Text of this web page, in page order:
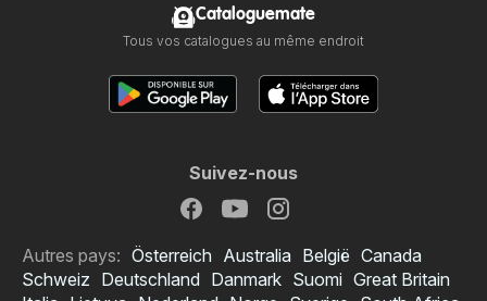
Cataloguemate
Tous vos catalogues au même endroit
Suivez-nous
Autres pays: Österreich Australia België Canada
Schweiz Deutschland Danmark Suomi Great Britain